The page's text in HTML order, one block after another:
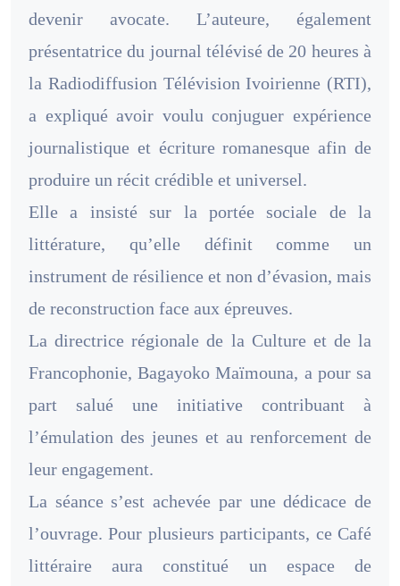
devenir avocate. L’auteure, également
présentatrice du journal télévisé de 20 heures à
la Radiodiffusion Télévision Ivoirienne (RTI),
a expliqué avoir voulu conjuguer expérience
journalistique et écriture romanesque afin de
produire un récit crédible et universel.
Elle a insisté sur la portée sociale de la
littérature, qu’elle définit comme un
instrument de résilience et non d’évasion, mais
de reconstruction face aux épreuves.
La directrice régionale de la Culture et de la
Francophonie, Bagayoko Maïmouna, a pour sa
part salué une initiative contribuant à
l’émulation des jeunes et au renforcement de
leur engagement.
La séance s’est achevée par une dédicace de
l’ouvrage. Pour plusieurs participants, ce Café
littéraire aura constitué un espace de